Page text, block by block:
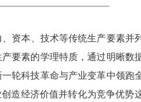
资本、技术等传统生产要素并
要素的学理特质，通过明晰数
轮科技革命与产业变革中领跑
造经济价值并转化为竞争优势